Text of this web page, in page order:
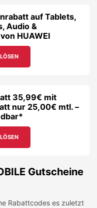
auf Tablets,
Audio &
HUAWEI
35,99€ mit
nur 25,00€ mtl. –
Gutscheine
Rabattcodes es zuletzt